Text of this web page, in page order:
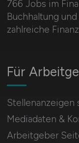
766 Jobs im
Buchhaltung
zahlreiche
Für
Stellenanzeigen
Mediadaten &
Arbeitgeber